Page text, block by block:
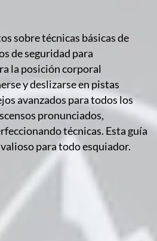
sobre técnicas básicas de
de seguridad para
la posición corporal
y deslizarse en pistas
avanzados para todos los
pronunciados,
técnicas. Esta guía
para todo esquiador.